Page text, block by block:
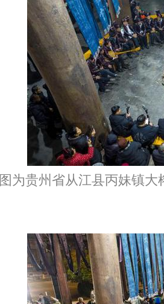
图为贵州省从江县丙妹镇